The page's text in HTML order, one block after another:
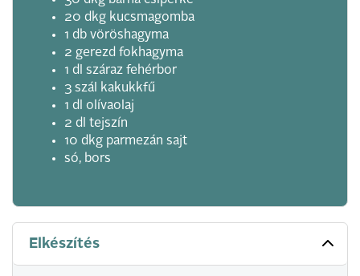
20 dkg kucsmagomba
1 db vöröshagyma
2 gerezd fokhagyma
1 dl száraz fehérbor
3 szál kakukkfű
1 dl olívaolaj
2 dl tejszín
10 dkg parmezán sajt
só, bors
Elkészítés